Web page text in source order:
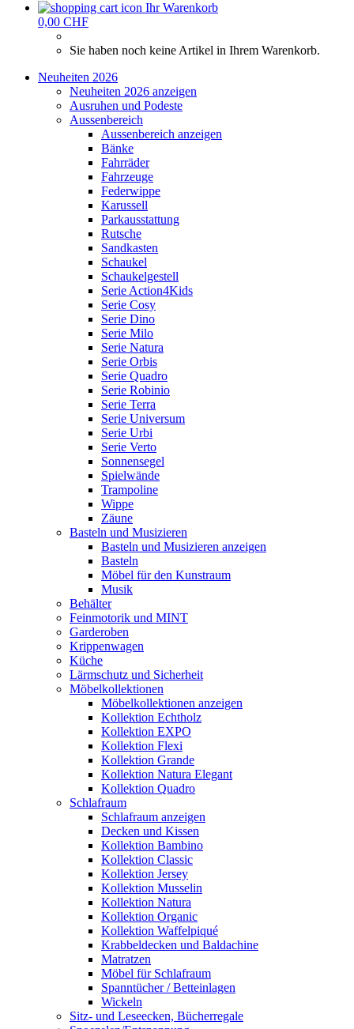
Ihr Warenkorb
0,00 CHF
Sie haben noch keine Artikel in Ihrem Warenkorb.
Neuheiten 2026
Neuheiten 2026 anzeigen
Ausruhen und Podeste
Aussenbereich
Aussenbereich anzeigen
Bänke
Fahrräder
Fahrzeuge
Federwippe
Karussell
Parkausstattung
Rutsche
Sandkasten
Schaukel
Schaukelgestell
Serie Action4Kids
Serie Cosy
Serie Dino
Serie Milo
Serie Natura
Serie Orbis
Serie Quadro
Serie Robinio
Serie Terra
Serie Universum
Serie Urbi
Serie Verto
Sonnensegel
Spielwände
Trampoline
Wippe
Zäune
Basteln und Musizieren
Basteln und Musizieren anzeigen
Basteln
Möbel für den Kunstraum
Musik
Behälter
Feinmotorik und MINT
Garderoben
Krippenwagen
Küche
Lärmschutz und Sicherheit
Möbelkollektionen
Möbelkollektionen anzeigen
Kollektion Echtholz
Kollektion EXPO
Kollektion Flexi
Kollektion Grande
Kollektion Natura Elegant
Kollektion Quadro
Schlafraum
Schlafraum anzeigen
Decken und Kissen
Kollektion Bambino
Kollektion Classic
Kollektion Jersey
Kollektion Musselin
Kollektion Natura
Kollektion Organic
Kollektion Waffelpiqué
Krabbeldecken und Baldachine
Matratzen
Möbel für Schlafraum
Spanntücher / Betteinlagen
Wickeln
Sitz- und Leseecken, Bücherregale